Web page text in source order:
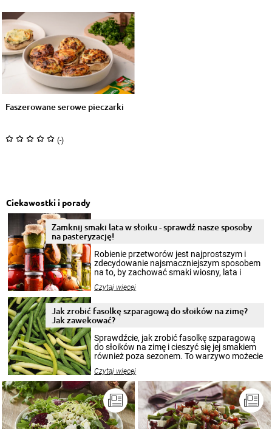
Faszerowane serowe pieczarki
(-)
Ciekawostki i porady
Zamknij smaki lata w słoiku - sprawdź nasze sposoby
na pasteryzację!
Robienie przetworów jest najprostszym i
zdecydowanie najsmaczniejszym sposobem
na to, by zachować smaki wiosny, lata i
krajobrazów, by cieszyć nimi oko w sezonie
pełni poczuć atmosferę cieplejszych
miesięcy. Przygotowanie słoików ze
patenty, które pozwolą zachować świeżość
przetworów.
Czytaj więcej
Jak zrobić fasolkę szparagową do słoików na zimę?
Jak zawekować?
Sprawdźcie, jak zrobić fasolkę szparagową
do słoików na zimę i cieszyć się jej smakiem
również poza sezonem. To warzywo możecie
nasze propozycje!
Czytaj więcej